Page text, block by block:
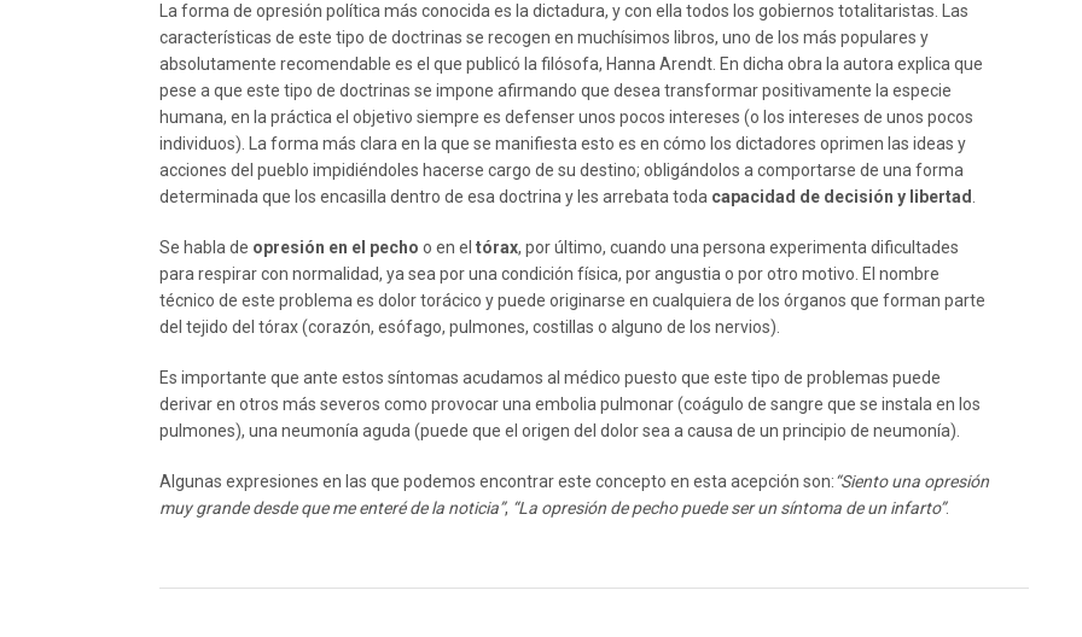
La forma de opresión política más conocida es la dictadura, y con ella todos los gobiernos totalitaristas. Las
características de este tipo de doctrinas se recogen en muchísimos libros, uno de los más populares y
absolutamente recomendable es el que publicó la filósofa, Hanna Arendt. En dicha obra la autora explica que
pese a que este tipo de doctrinas se impone afirmando que desea transformar positivamente la especie
humana, en la práctica el objetivo siempre es defenser unos pocos intereses (o los intereses de unos pocos
individuos). La forma más clara en la que se manifiesta esto es en cómo los dictadores oprimen las ideas y
acciones del pueblo impidiéndoles hacerse cargo de su destino; obligándolos a comportarse de una forma
determinada que los encasilla dentro de esa doctrina y les arrebata toda capacidad de decisión y libertad
Se habla de opresión en el pecho o en el tórax, por último, cuando una persona experimenta dificultades
para respirar con normalidad, ya sea por una condición física, por angustia o por otro motivo. El nombre
técnico de este problema es dolor torácico y puede originarse en cualquiera de los órganos que forman parte
del tejido del tórax (corazón, esófago, pulmones, costillas o alguno de los nervios).
Es importante que ante estos síntomas acudamos al médico puesto que este tipo de problemas puede
derivar en otros más severos como provocar una embolia pulmonar (coágulo de sangre que se instala en los
pulmones), una neumonía aguda (puede que el origen del dolor sea a causa de un principio de neumonía).
Algunas expresiones en las que podemos encontrar este concepto en esta acepción son:“Siento una opresión
muy grande desde que me enteré de la noticia”, “La opresión de pecho puede ser un síntoma de un infarto”.